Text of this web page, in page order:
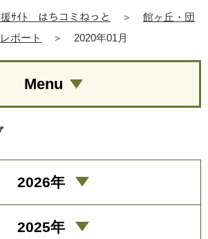
援ｻｲﾄ はちコミねっと ＞
館ヶ丘・団
ポート ＞ 2020年01月
Menu
2026年
2025年